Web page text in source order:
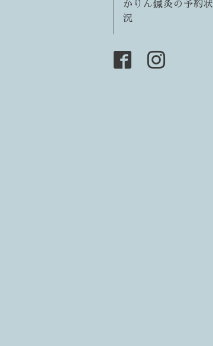
かりん鍼灸の予約状
況